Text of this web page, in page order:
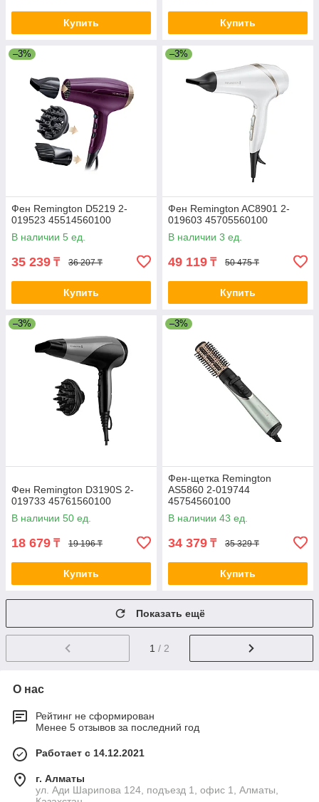
Купить Купить
–3%
Фен Remington D5219 2-
019523 45514560100
В наличии 5 ед.
35 239 ₸ 36 207 ₸
Купить
–3%
Фен Remington AC8901 2-
019603 45705560100
В наличии 3 ед.
49 119 ₸ 50 475 ₸
Купить
–3%
Фен Remington D3190S 2-
019733 45761560100
В наличии 50 ед.
18 679 ₸ 19 196 ₸
Купить
–3%
Фен-щетка Remington
AS5860 2-019744
45754560100
В наличии 43 ед.
34 379 ₸ 35 329 ₸
Купить
Показать ещё
1 / 2
О нас
Рейтинг не сформирован
Менее 5 отзывов за последний год
Работает с 14.12.2021
г. Алматы
ул. Ади Шарипова 124, подъезд 1, офис 1, Алматы,